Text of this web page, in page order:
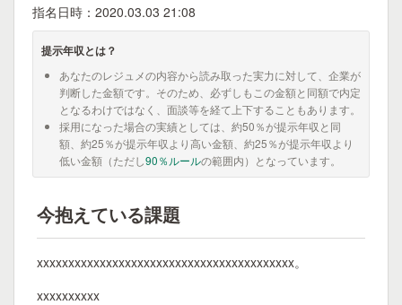
指名日時：2020.03.03 21:08
提示年収とは？
あなたのレジュメの内容から読み取った実力に対して、企業が
判断した金額です。そのため、必ずしもこの金額と同額で内定
となるわけではなく、面談等を経て上下することもあります。
採用になった場合の実績としては、約50％が提示年収と同
額、約25％が提示年収より高い金額、約25％が提示年収より
低い金額（ただし90％ルールの範囲内）となっています。
今抱えている課題
xxxxxxxxxxxxxxxxxxxxxxxxxxxxxxxxxxxxxxxxx。
xxxxxxxxxx